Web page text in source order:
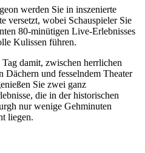
werden Sie in inszenierte
versetzt, wobei Schauspieler Sie
80-minütigen Live-Erlebnisses
Kulissen führen.
damit, zwischen herrlichen
Dächern und fesselndem Theater
Sie zwei ganz
die in der historischen
nur wenige Gehminuten
liegen.